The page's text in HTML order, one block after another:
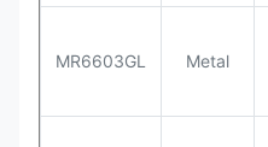
MR6603GL Metal